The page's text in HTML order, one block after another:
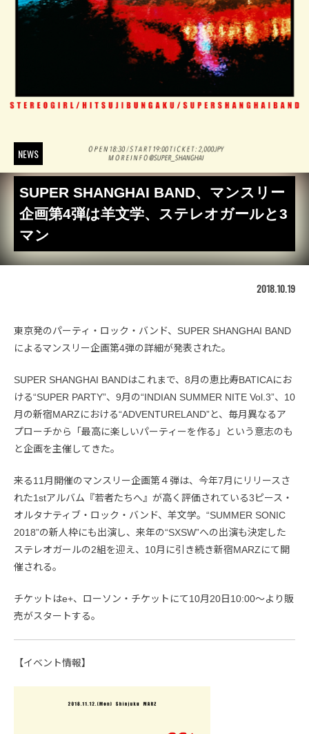
NEWS
SUPER SHANGHAI BAND、マンスリー
企画第4弾は羊文学、ステレオガールと3
マン
2018.10.19
東京発のパーティ・ロック・バンド、SUPER SHANGHAI BAND
によるマンスリー企画第4弾の詳細が発表された。
SUPER SHANGHAI BANDはこれまで、8月の恵比寿BATICAにお
ける“SUPER PARTY”、9月の“INDIAN SUMMER NITE Vol.3”、10
月の新宿MARZにおける“ADVENTURELAND”と、毎月異なるア
プローチから「最高に楽しいパーティーを作る」という意志のも
と企画を主催してきた。
来る11月開催のマンスリー企画第４弾は、今年7月にリリースさ
れた1stアルバム『若者たちへ』が高く評価されている3ピース・
オルタナティブ・ロック・バンド、羊文学。“SUMMER SONIC
2018”の新人枠にも出演し、来年の“SXSW”への出演も決定した
ステレオガールの2組を迎え、10月に引き続き新宿MARZにて開
催される。
チケットはe+、ローソン・チケットにて10月20日10:00〜より販
売がスタートする。
【イベント情報】